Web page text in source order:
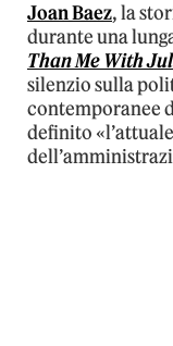
Joan Baez, la
durante una
Than Me With
silenzio sulla
contemporanee
definito